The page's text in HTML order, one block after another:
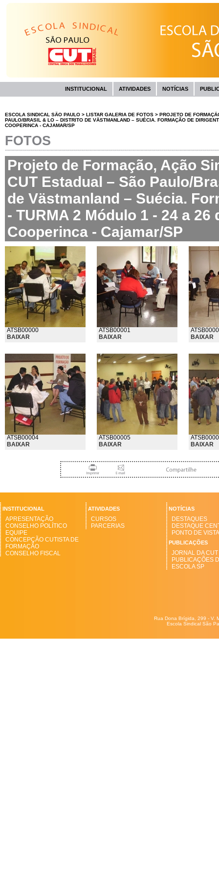
INSTITUCIONAL ATIVIDADES NOTÍCIAS
ESCOLA SINDICAL SÃO PAULO > LISTAR GALERIA DE FOTOS > PROJETO DE
PAULO/BRASIL & LO – DISTRITO DE VÄSTMANLAND – SUÉCIA. FORMAÇÃO DE
COOPERINCA - CAJAMAR/SP
FOTOS
Projeto de Formação, Ação
CUT Estadual – São Paulo/
de Västmanland – Suécia.
- TURMA 2 Módulo 1 - 24 a 26
Cooperinca - Cajamar/SP
ATSB00000
BAIXAR
ATSB00001
BAIXAR
BAIXAR
ATSB00004
BAIXAR
ATSB00005
BAIXAR
BAIXAR
INSTITUCIONAL
APRESENTAÇÃO
CONSELHO POLÍTICO
EQUIPE
CONCEPÇÃO CUTISTA DE
FORMAÇÃO
CONSELHO FISCAL
ATIVIDADES
CURSOS
PARCERIAS
NOTÍCIAS
DESTAQUES
DESTAQUE
PONTO DE VISTA
PUBLICAÇÕES
JORNAL DA CUT
PUBLICAÇÕES
ESCOLA SP
Rua Dona Brígida, 299 - V.
Escola Sindical São